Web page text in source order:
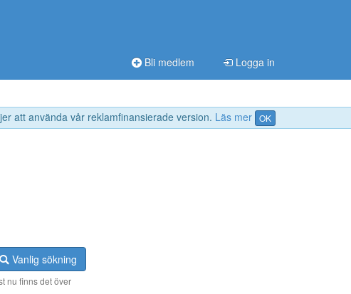
att använda vår reklamfinansierade version. Läs mer OK
Bli medlem Logga in
Vanlig sökning
nu finns det över